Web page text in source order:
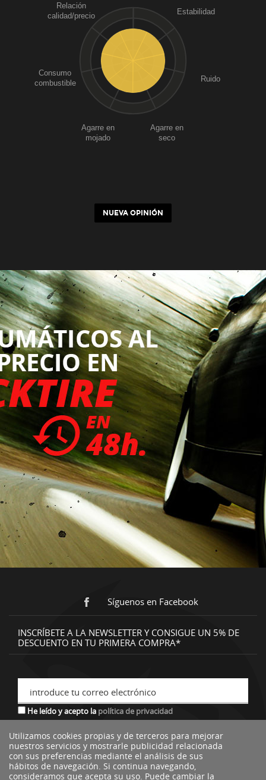
Estabilidad
Ruido
Agarre en
seco
Agarre en
mojado
Consumo
combustible
Relación
calidad/precio
NUEVA OPINIÓN
Síguenos en Facebook
INSCRÍBETE A LA NEWSLETTER Y CONSIGUE UN 5% DE
DESCUENTO EN TU PRIMERA COMPRA*
introduce tu correo electrónico
He leído y acepto la política de privacidad
*descuento no acumulable a otras ofertas o promociones.
Utilizamos cookies propias y de terceros para mejorar
nuestros servicios y mostrarle publicidad relacionada
con sus preferencias mediante el análisis de sus
hábitos de navegación. Si continua navegando,
consideramos que acepta su uso. Puede cambiar la